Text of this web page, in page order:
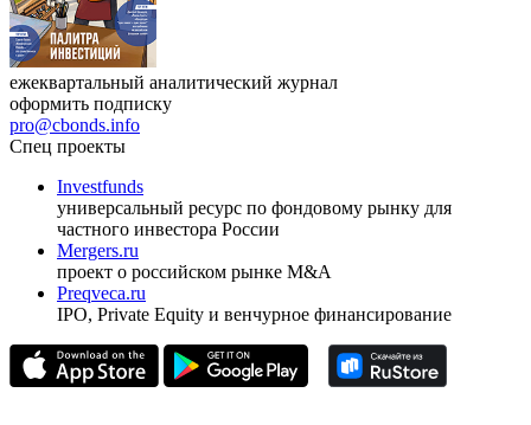
оформить подписку
pro@cbonds.info
Спец проекты
Investfunds
универсальный ресурс по фондовому рынку для
частного инвестора России
проект о российском рынке M&A
Preqveca.ru